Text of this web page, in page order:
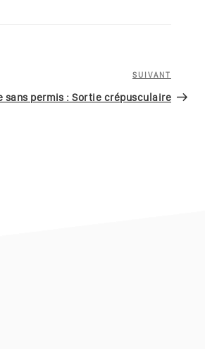
Article
SUIVANT
sans permis : Sortie crépusculaire